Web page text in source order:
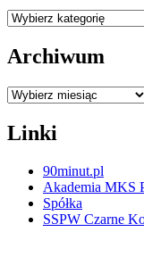
Kategorie
Archiwum
Archiwum
Linki
90minut.pl
Akademia MKS
Spółka
SSPW Czarne